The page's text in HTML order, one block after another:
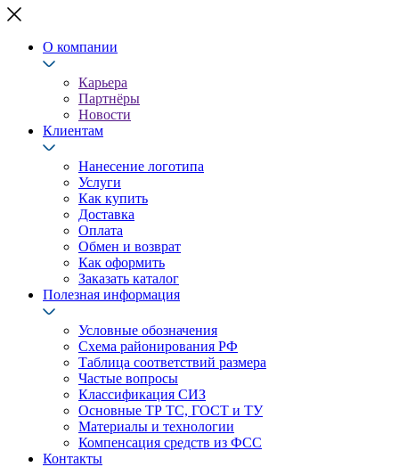
О компании
Карьера
Партнёры
Новости
Клиентам
Нанесение логотипа
Услуги
Как купить
Доставка
Оплата
Обмен и возврат
Как оформить
Заказать каталог
Полезная информация
Условные обозначения
Схема районирования РФ
Таблица соответствий размера
Частые вопросы
Классификация СИЗ
Основные ТР ТС, ГОСТ и ТУ
Материалы и технологии
Компенсация средств из ФСС
Контакты